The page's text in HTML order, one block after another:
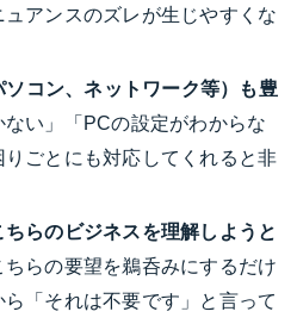
アンスのズレが生じやすくな
コン、ネットワーク等）も豊
ない」「PCの設定がわからな
ごとにも対応してくれると非
らのビジネスを理解しようと
ちらの要望を鵜呑みにするだけ
「それは不要です」と言って